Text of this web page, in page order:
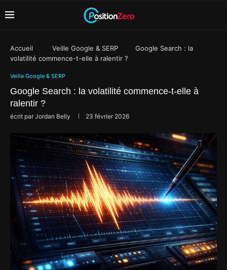
Accueil Veille Google & SERP
Google Search : la
volatilité commence-t-elle à ralentir ?
Veille Google & SERP
Google Search : la volatilité commence-t-elle à
ralentir ?
écrit parJordan Belly 23 février 2026